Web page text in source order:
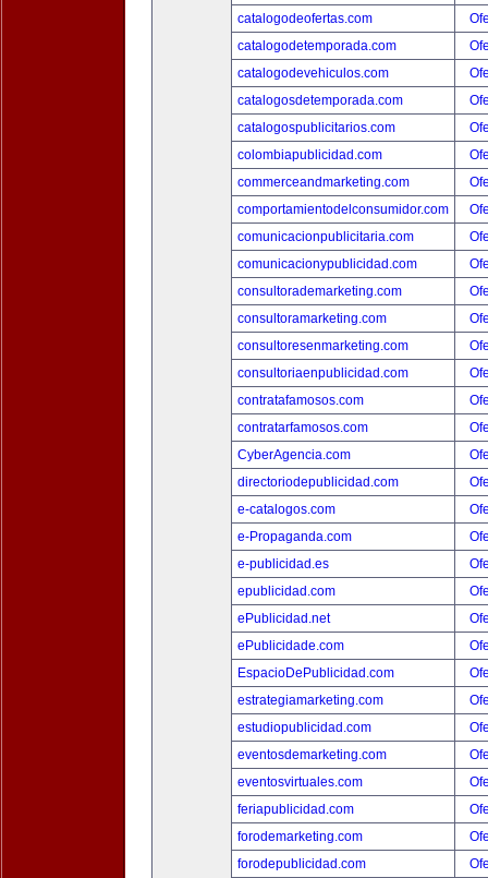
catalogodeofertas.com
catalogodetemporada.com
catalogodevehiculos.com
catalogosdetemporada.com
catalogospublicitarios.com
colombiapublicidad.com
commerceandmarketing.com
comportamientodelconsumidor.com
comunicacionpublicitaria.com
comunicacionypublicidad.com
consultorademarketing.com
consultoramarketing.com
consultoresenmarketing.com
consultoriaenpublicidad.com
contratafamosos.com
contratarfamosos.com
CyberAgencia.com
directoriodepublicidad.com
e-catalogos.com
e-Propaganda.com
e-publicidad.es
epublicidad.com
ePublicidad.net
ePublicidade.com
EspacioDePublicidad.com
estrategiamarketing.com
estudiopublicidad.com
eventosdemarketing.com
eventosvirtuales.com
feriapublicidad.com
forodemarketing.com
forodepublicidad.com